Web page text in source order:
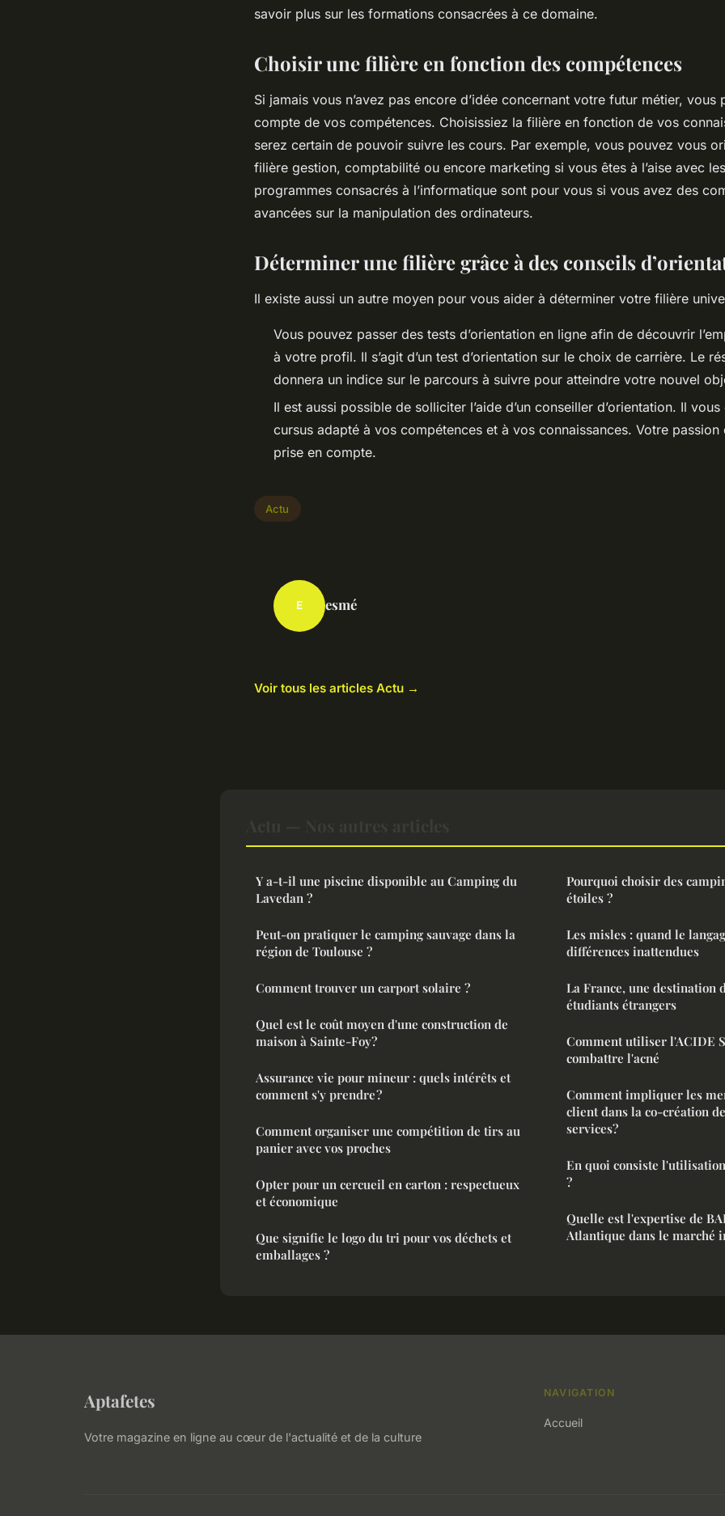
savoir plus sur les formations consacrées à ce domaine.
Choisir une filière en fonction des compétences
Si jamais vous n’avez pas encore d’idée concernant votre futur métier, vous
compte de vos compétences. Choisissiez la filière en fonction de vos
serez certain de pouvoir suivre les cours. Par exemple, vous pouvez vous
filière gestion, comptabilité ou encore marketing si vous êtes à l’aise avec
programmes consacrés à l’informatique sont pour vous si vous avez des
avancées sur la manipulation des ordinateurs.
Déterminer une filière grâce à des conseils
Il existe aussi un autre moyen pour vous aider à déterminer votre filière
Vous pouvez passer des tests d’orientation en ligne afin de découvrir
à votre profil. Il s’agit d’un test d’orientation sur le choix de carrière. Le
donnera un indice sur le parcours à suivre pour atteindre votre nouvel
Il est aussi possible de solliciter l’aide d’un conseiller d’orientation. Il
cursus adapté à vos compétences et à vos connaissances. Votre passion
prise en compte.
Actu
E esmé
Voir tous les articles Actu →
Y a-t-il une piscine disponible au Camping du
Lavedan ?
Peut-on pratiquer le camping sauvage dans la
région de Toulouse ?
Comment trouver un carport solaire ?
Quel est le coût moyen d'une construction de
maison à Sainte-Foy?
Assurance vie pour mineur : quels intérêts et
comment s'y prendre ?
Comment organiser une compétition de tirs au
panier avec vos proches
Opter pour un cercueil en carton : respectueux
et économique
Que signifie le logo du tri pour vos déchets et
emballages ?
Pourquoi choisir des
étoiles ?
Les misles : quand le
différences inattendues
La France, une destination
étudiants étrangers
Comment utiliser l'ACIDE
combattre l'acné
Comment impliquer les
client dans la co-création
services?
En quoi consiste
?
Quelle est l'expertise de
Atlantique dans le marché
Aptafetes
Votre magazine en ligne au cœur de l'actualité et de la culture
NAVIGATION
Accueil